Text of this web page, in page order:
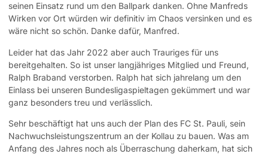
seinen Einsatz rund um den Ballpark danken. Ohne Manfreds
Wirken vor Ort würden wir definitiv im Chaos versinken und es
wäre nicht so schön. Danke dafür, Manfred.
Leider hat das Jahr 2022 aber auch Trauriges für uns
bereitgehalten. So ist unser langjähriges Mitglied und Freund,
Ralph Braband verstorben. Ralph hat sich jahrelang um den
Einlass bei unseren Bundesligaspieltagen gekümmert und war
ganz besonders treu und verlässlich.
Sehr beschäftigt hat uns auch der Plan des FC St. Pauli, sein
Nachwuchsleistungszentrum an der Kollau zu bauen. Was am
Anfang des Jahres noch als Überraschung daherkam, hat sich